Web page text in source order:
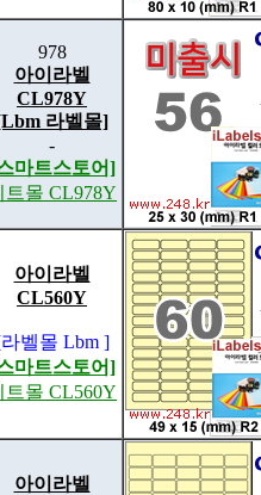
978
아이라벨
CL978Y
라벨몰]
-
마트스토어]
트몰 CL978Y
아이라벨
CL560Y
벨몰 Lbm ]
마트스토어]
트몰 CL560Y
아이라벨